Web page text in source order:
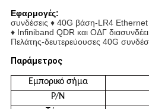
Εφαρμογές:
συνδέσεις ♦ 40G βάση-LR4 Ethernet
♦ Infiniband QDR και ΟΔΓ διασυνδέει
Πελάτης-δευτερεύουσες 40G
Παράμετρος
Εμπορικό σήμα
P/N